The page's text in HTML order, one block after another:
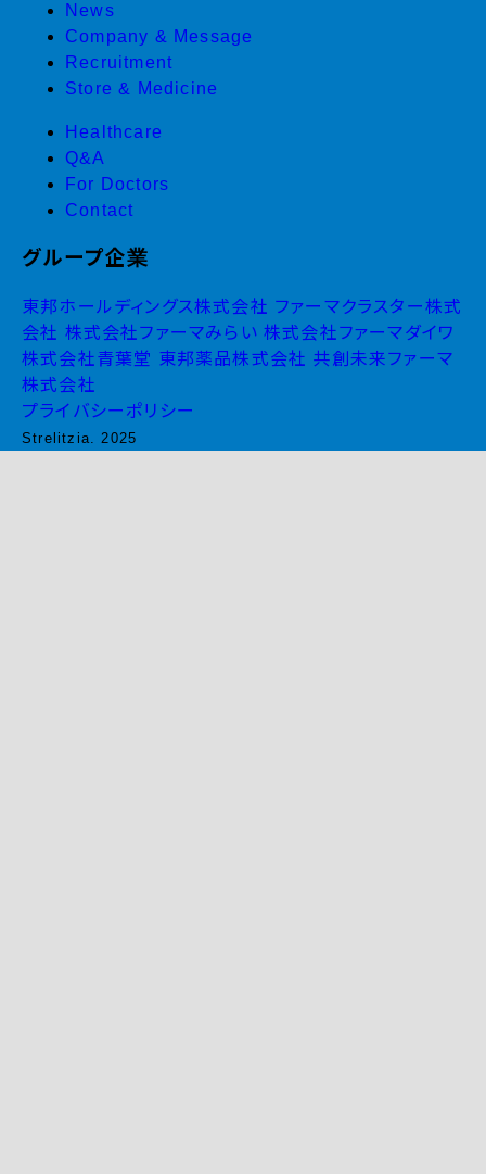
News
Company & Message
Recruitment
Store & Medicine
Healthcare
Q&A
For Doctors
Contact
グループ企業
東邦ホールディングス株式会社 ファーマクラスター株式
会社 株式会社ファーマみらい 株式会社ファーマダイワ
株式会社青葉堂 東邦薬品株式会社 共創未来ファーマ
株式会社
プライバシーポリシー
Strelitzia. 2025